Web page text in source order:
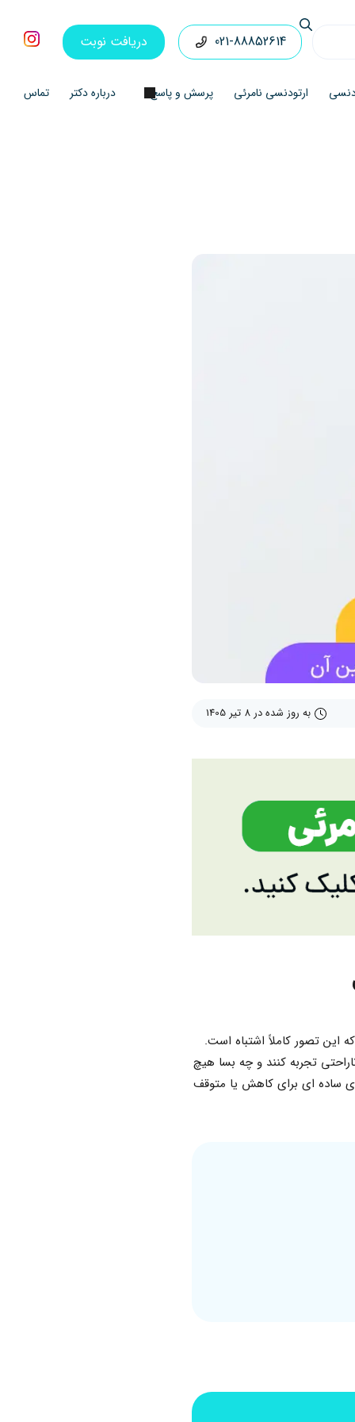
021-88852614 دریافت نوبت
ارتودنسی نامرئی پرسش و پاسخ درباره دکتر تماس
به روز شده در 8 تیر 1405
تصور کاملاً اشتباه است.
تجربه کنند و چه بسا هیچ
ساده ای برای کاهش یا متوقف